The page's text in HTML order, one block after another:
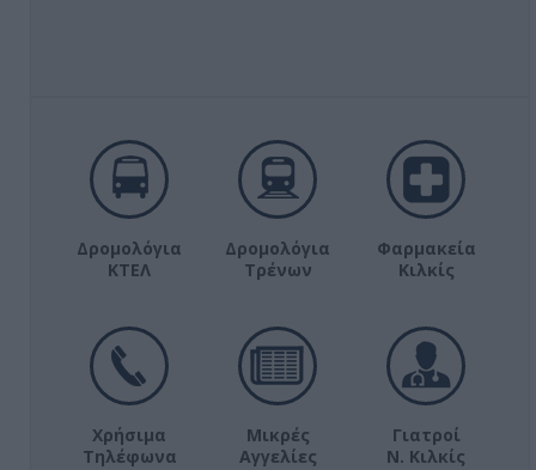
Δρομολόγια
ΚΤΕΛ
Δρομολόγια
Τρένων
Φαρμακεία
Κιλκίς
Χρήσιμα
Τηλέφωνα
Μικρές
Αγγελίες
Γιατροί
Ν. Κιλκίς